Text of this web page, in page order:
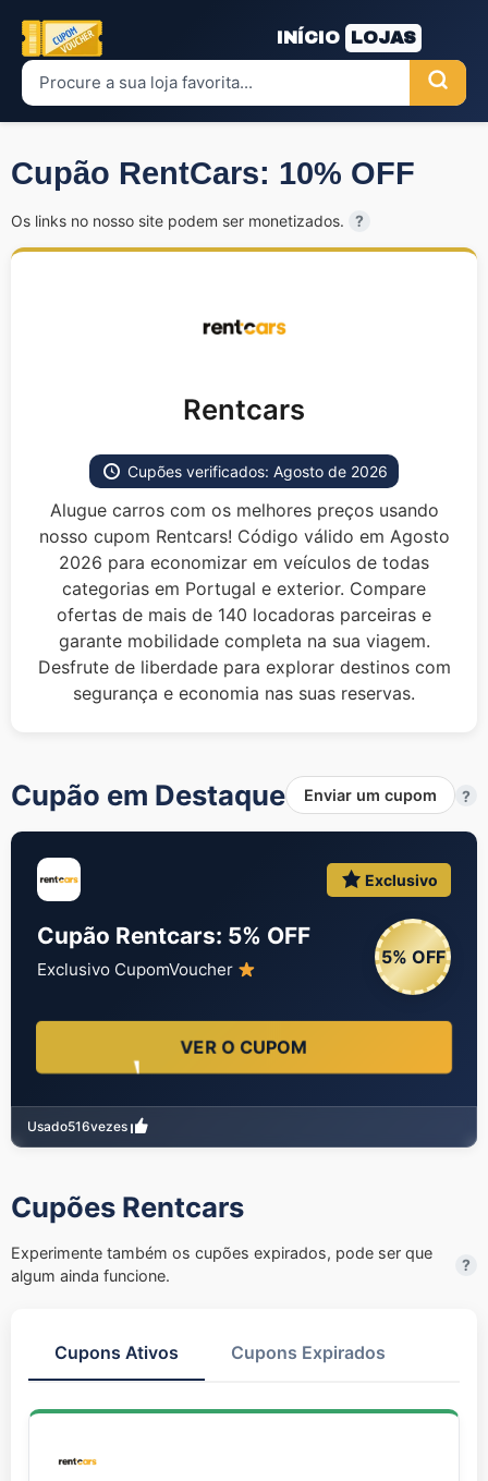
INÍCIO LOJAS
Cupão RentCars: 10% OFF
Os links no nosso site podem ser monetizados. ?
Rentcars
Cupões verificados: Agosto de 2026
Alugue carros com os melhores preços usando
nosso cupom Rentcars! Código válido em Agosto
2026 para economizar em veículos de todas
categorias em Portugal e exterior. Compare
ofertas de mais de 140 locadoras parceiras e
garante mobilidade completa na sua viagem.
Desfrute de liberdade para explorar destinos com
segurança e economia nas suas reservas.
Cupão em Destaque Enviar um cupom ?
Exclusivo
Cupão Rentcars: 5% OFF
Exclusivo CupomVoucher
5% OFF
VER O CUPOM
Usado516vezes
Cupões Rentcars
Experimente também os cupões expirados, pode ser que
algum ainda funcione.
?
Cupons Ativos Cupons Expirados